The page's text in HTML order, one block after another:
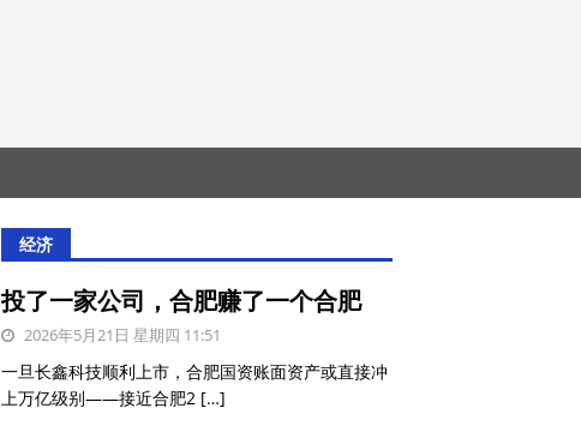
经济
投了一家公司，合肥赚了一个合肥
2026年5月21日 星期四 11:51
一旦长鑫科技顺利上市，合肥国资账面资产或直接冲
上万亿级别——接近合肥2 […]